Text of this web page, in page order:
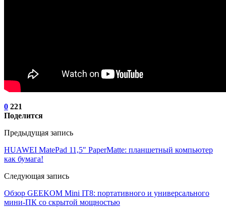
0 221
Поделится
Предыдущая запись
HUAWEI MatePad 11,5″ PaperMatte: планшетный компьютер
как бумага!
Следующая запись
Обзор GEEKOM Mini IT8: портативного и универсального
мини-ПК со скрытой мощностью